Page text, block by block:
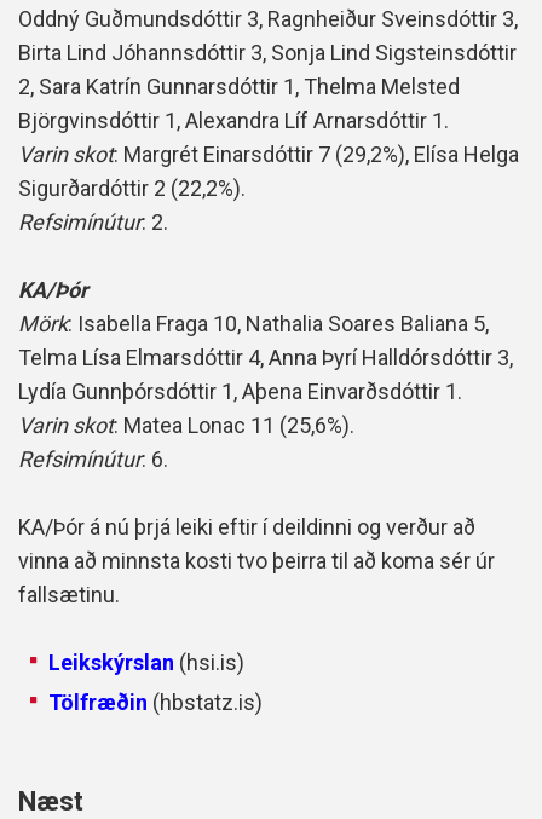
Oddný Guðmundsdóttir 3, Ragnheiður Sveinsdóttir 3,
Birta Lind Jóhannsdóttir 3, Sonja Lind Sigsteinsdóttir
2, Sara Katrín Gunnarsdóttir 1, Thelma Melsted
Björgvinsdóttir 1, Alexandra Líf Arnarsdóttir 1.
Varin skot: Margrét Einarsdóttir 7 (29,2%), Elísa Helga
Sigurðardóttir 2 (22,2%).
Refsimínútur: 2.
KA/Þór
Mörk: Isabella Fraga 10, Nathalia Soares Baliana 5,
Telma Lísa Elmarsdóttir 4, Anna Þyrí Halldórsdóttir 3,
Lydía Gunnþórsdóttir 1, Aþena Einvarðsdóttir 1.
Varin skot: Matea Lonac 11 (25,6%).
Refsimínútur: 6.
KA/Þór á nú þrjá leiki eftir í deildinni og verður að
vinna að minnsta kosti tvo þeirra til að koma sér úr
fallsætinu.
Leikskýrslan (hsi.is)
Tölfræðin (hbstatz.is)
Næst